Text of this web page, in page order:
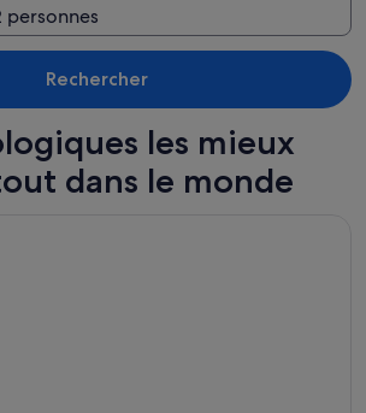
personnes
Rechercher
les mieux
dans le monde